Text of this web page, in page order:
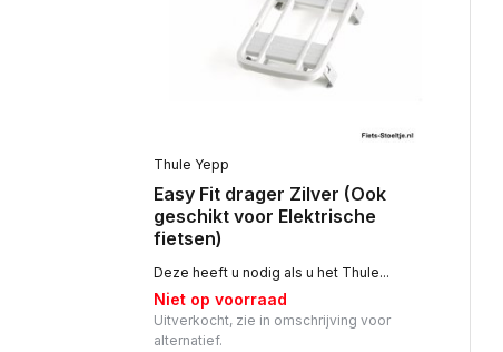
Thule Yepp
Easy Fit drager Zilver (Ook
geschikt voor Elektrische
fietsen)
Deze heeft u nodig als u het Thule...
Niet op voorraad
Uitverkocht, zie in omschrijving voor
alternatief.